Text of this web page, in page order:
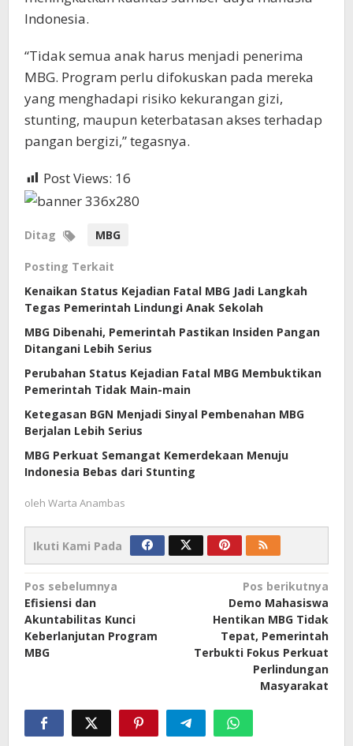
Indonesia.
“Tidak semua anak harus menjadi penerima
MBG. Program perlu difokuskan pada mereka
yang menghadapi risiko kekurangan gizi,
stunting, maupun keterbatasan akses terhadap
pangan bergizi,” tegasnya.
Post Views: 16
Ditag MBG
Posting Terkait
Kenaikan Status Kejadian Fatal MBG Jadi Langkah
Tegas Pemerintah Lindungi Anak Sekolah
MBG Dibenahi, Pemerintah Pastikan Insiden Pangan
Ditangani Lebih Serius
Perubahan Status Kejadian Fatal MBG Membuktikan
Pemerintah Tidak Main-main
Ketegasan BGN Menjadi Sinyal Pembenahan MBG
Berjalan Lebih Serius
MBG Perkuat Semangat Kemerdekaan Menuju
Indonesia Bebas dari Stunting
oleh Warta Anambas
Ikuti Kami Pada
Navigasi
pos
Pos sebelumnya
Efisiensi dan
Akuntabilitas Kunci
Keberlanjutan Program
MBG
Pos berikutnya
Demo Mahasiswa
Hentikan MBG Tidak
Tepat, Pemerintah
Terbukti Fokus Perkuat
Perlindungan
Masyarakat